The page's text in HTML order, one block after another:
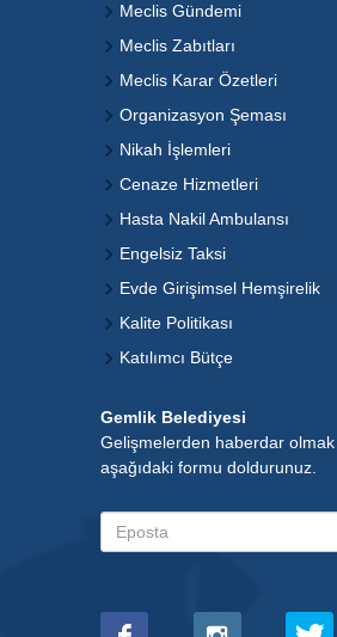
Meclis Gündemi
Meclis Zabıtları
Meclis Karar Özetleri
Organizasyon Şeması
Nikah İşlemleri
Cenaze Hizmetleri
Hasta Nakil Ambulansı
Engelsiz Taksi
Evde Girişimsel Hemşirelik
Kalite Politikası
Katılımcı Bütçe
Gemlik Belediyesi
Gelişmelerden haberdar
aşağıdaki formu doldurunuz.